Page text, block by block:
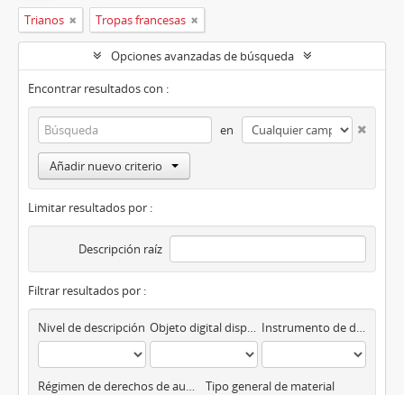
Trianos Tropas francesas
Opciones avanzadas de búsqueda
Encontrar resultados con :
en
Añadir nuevo criterio
Limitar resultados por :
Descripción raíz
Filtrar resultados por :
Nivel de descripción Objeto digital disponibles Instrumento de descripción
Régimen de derechos de autor Tipo general de material